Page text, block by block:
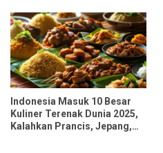
Media Nasional
Indonesia Masuk 10 Besar
Kuliner Terenak Dunia 2025,
Kalahkan Prancis, Jepang,